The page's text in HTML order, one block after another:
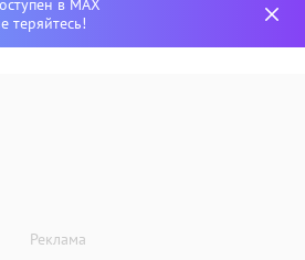
в MAX
теряйтесь!